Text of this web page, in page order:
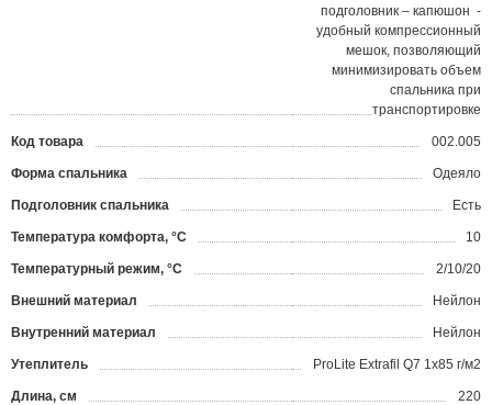
подголовник – капюшон -
удобный компрессионный
мешок, позволяющий
минимизировать объем
спальника при
транспортировке
Код товара 002.005
Форма спальника Одеяло
Подголовник спальника Есть
Температура комфорта, °С 10
Температурный режим, °С 2/10/20
Внешний материал Нейлон
Внутренний материал Нейлон
Утеплитель ProLite Extrafil Q7 1х85 г/м2
Длина, см 220